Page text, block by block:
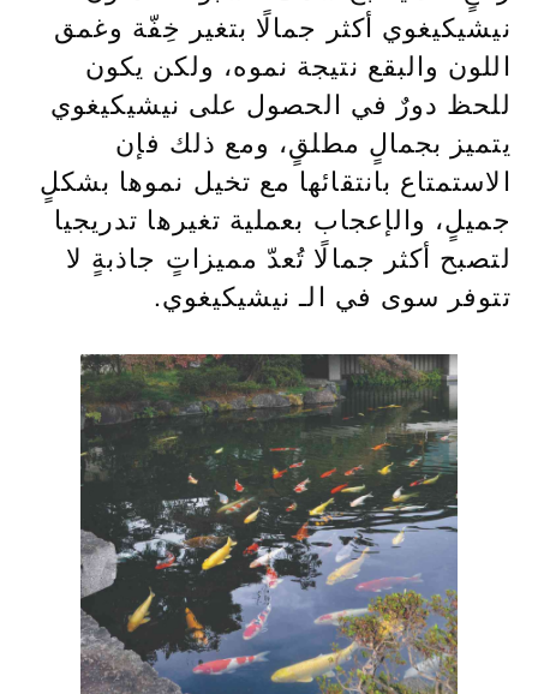
نيشيكيغوي أكثر جمالًا بتغير خِفّة وغمق
اللون والبقع نتيجة نموه، ولكن يكون
للحظ دورٌ في الحصول على نيشيكيغوي
يتميز بجمالٍ مطلقٍ، ومع ذلك فإن
الاستمتاع بانتقائها مع تخيل نموها بشكلٍ
جميلٍ، والإعجاب بعملية تغيرها تدريجيا
لتصبح أكثر جمالًا تُعدّ مميزاتٍ جاذبةٍ لا
تتوفر سوى في الـ نيشيكيغوي.